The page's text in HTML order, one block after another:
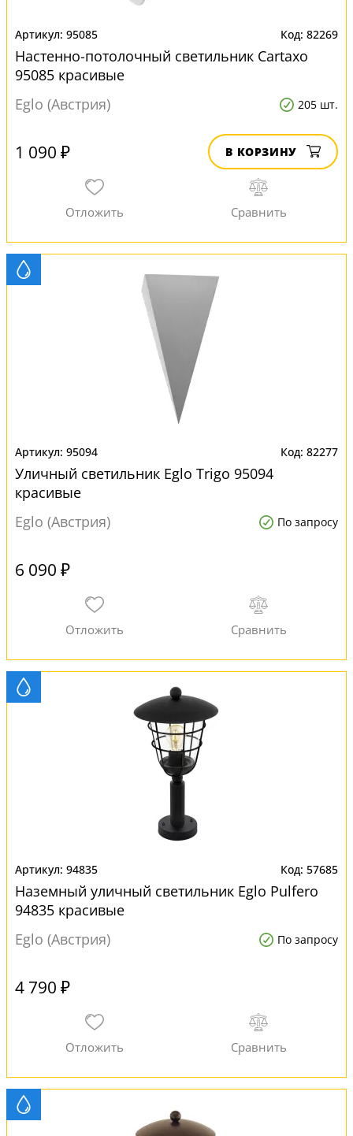
95085 82269
Настенно-потолочный светильник Cartaxo
95085 красивые
Eglo (Австрия)
205 шт.
1 090 ₽ В КОРЗИНУ
95094 82277
Уличный светильник Eglo Trigo 95094
красивые
Eglo (Австрия)
По запросу
6 090 ₽
94835 57685
Наземный уличный светильник Eglo Pulfero
94835 красивые
Eglo (Австрия)
По запросу
4 790 ₽